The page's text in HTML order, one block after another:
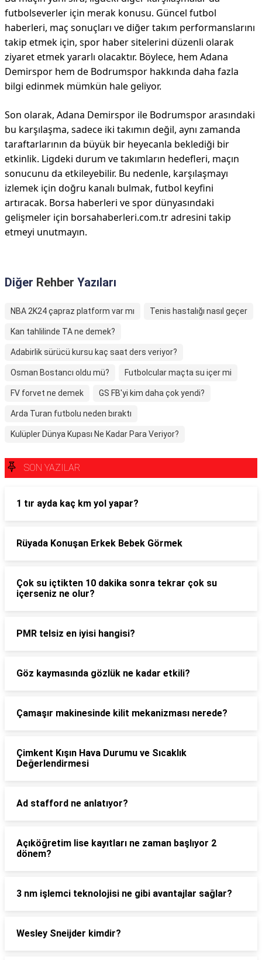
futbolseverler için merak konusu. Güncel futbol
haberleri, maç sonuçları ve diğer takım performanslarını
takip etmek için, spor haber sitelerini düzenli olarak
ziyaret etmek yararlı olacaktır. Böylece, hem Adana
Demirspor hem de Bodrumspor hakkında daha fazla
bilgi edinmek mümkün hale geliyor.
Son olarak, Adana Demirspor ile Bodrumspor arasındaki
bu karşılaşma, sadece iki takımın değil, aynı zamanda
taraftarlarının da büyük bir heyecanla beklediği bir
etkinlik. Ligdeki durum ve takımların hedefleri, maçın
sonucunu da etkileyebilir. Bu nedenle, karşılaşmayı
izlemek için doğru kanalı bulmak, futbol keyfini
artıracak. Borsa haberleri ve spor dünyasındaki
gelişmeler için borsahaberleri.com.tr adresini takip
etmeyi unutmayın.
Diğer Rehber Yazıları
NBA 2K24 çapraz platform var mı Tenis hastalığı nasıl geçer
Kan tahlilinde TA ne demek?
Adabirlik sürücü kursu kaç saat ders veriyor?
Osman Bostancı oldu mü? Futbolcular maçta su içer mi
FV forvet ne demek GS FB'yi kim daha çok yendi?
Arda Turan futbolu neden bıraktı
Kulüpler Dünya Kupası Ne Kadar Para Veriyor?
SON YAZILAR
1 tır ayda kaç km yol yapar?
Rüyada Konuşan Erkek Bebek Görmek
Çok su içtikten 10 dakika sonra tekrar çok su
içerseniz ne olur?
PMR telsiz en iyisi hangisi?
Göz kaymasında gözlük ne kadar etkili?
Çamaşır makinesinde kilit mekanizması nerede?
Çimkent Kışın Hava Durumu ve Sıcaklık
Değerlendirmesi
Ad stafford ne anlatıyor?
Açıköğretim lise kayıtları ne zaman başlıyor 2
dönem?
3 nm işlemci teknolojisi ne gibi avantajlar sağlar?
Wesley Sneijder kimdir?